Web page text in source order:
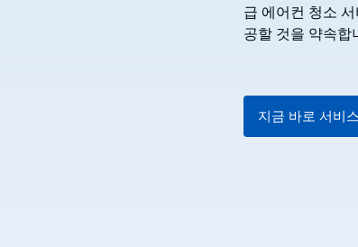
급 에어컨 청소
공할 것을 약속합
지금 바로 서비